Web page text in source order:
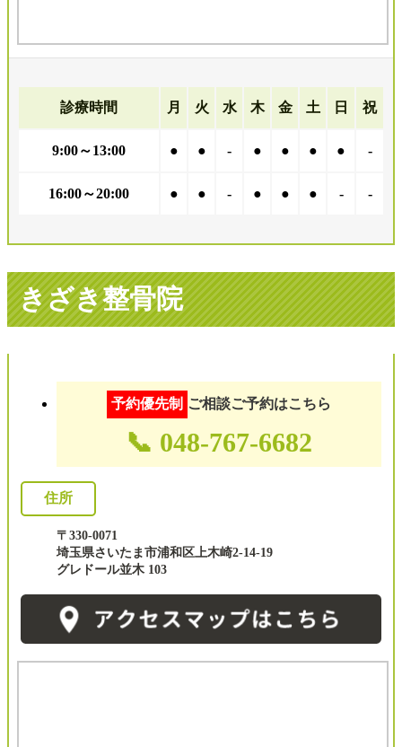
診療時間 月 火 水 木 金 土 日 祝
9:00～13:00 ● ● - ● ● ● ● -
16:00～20:00 ● ● - ● ● ● - -
きざき整骨院
予約優先制 ご相談ご予約はこちら
📞 048-767-6682
住所
〒330-0071
埼玉県さいたま市浦和区上木崎2-14-19
グレドール並木 103